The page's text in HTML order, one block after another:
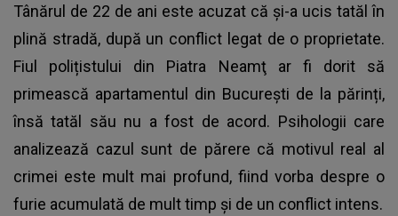
Tânărul de 22 de ani este acuzat că și-a ucis tatăl în
plină stradă, după un conflict legat de o proprietate.
Fiul polițistului din Piatra Neamţ ar fi dorit să
primească apartamentul din București de la părinți,
însă tatăl său nu a fost de acord. Psihologii care
analizează cazul sunt de părere că motivul real al
crimei este mult mai profund, fiind vorba despre o
furie acumulată de mult timp și de un conflict intens.